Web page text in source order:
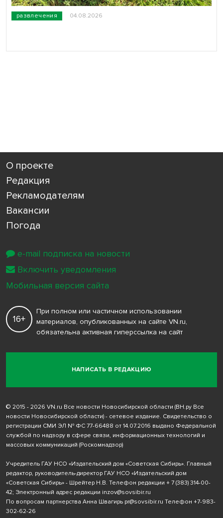
развлечения 04.08.2026
О проекте
Редакция
Рекламодателям
Вакансии
Погода
НАПИСАТЬ В РЕДАКЦИЮ
16+
При полном или частичном использовании
материалов, опубликованных на сайте VN.ru,
обязательна активная гиперссылка на сайт
© 2015 - 2026 VN.ru Все новости Новосибирской области (ВН.ру Все
новости Новосибирской области) - сетевое издание. Свидетельство о
регистрации СМИ ЭЛ № ФС 77-66488 от 14.07.2016 выдано Федеральной
службой по надзору в сфере связи, информационных технологий и
массовых коммуникаций (Роскомнадзор)
Учредитель ГАУ НСО «Издательский дом «Советская Сибирь». Главный
редактор, руководитель-директор ГАУ НСО «Издательский дом
«Советская Сибирь» - Шрейтер Н.В. Телефон редакции + 7 (383) 314-00-
42; Электронный адрес редакции inzov@sovsibir.ru
По вопросам партнерства Анна Швагирь pr@sovsibir.ru Телефон +7-983-
302-62-26
e-mail подписка на новости
Включить уведомления
Мобильная версия сайта